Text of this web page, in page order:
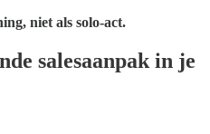
niet als solo-act.
salesaanpak in je